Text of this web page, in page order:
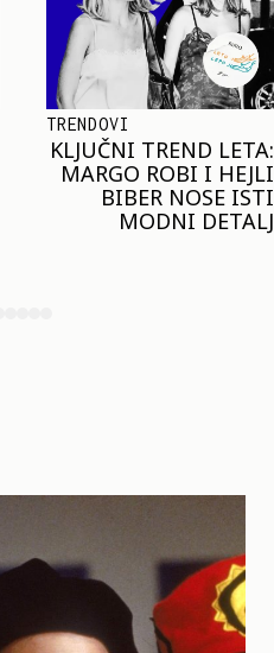
SHOPPING
JOŠ JE RANO ZA JAKNE
– ALI U RESERVED JE
STIGAO MODEL KOJI
ĆE BITI VELIKI TREND